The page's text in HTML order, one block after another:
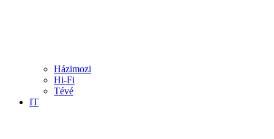
Házimozi
Hi-Fi
Tévé
IT